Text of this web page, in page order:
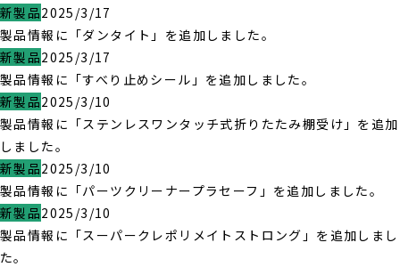
新製品2025/3/17
製品情報に「ダンタイト」を追加しました。
新製品2025/3/17
製品情報に「すべり止めシール」を追加しました。
新製品2025/3/10
製品情報に「ステンレスワンタッチ式折りたたみ棚受け」を追加
しました。
新製品2025/3/10
製品情報に「パーツクリーナープラセーフ」を追加しました。
新製品2025/3/10
製品情報に「スーパークレポリメイトストロング」を追加しまし
た。